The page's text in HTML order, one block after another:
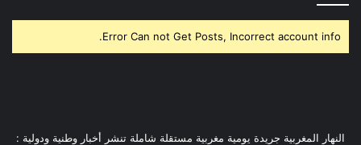
Error Can not Get Posts, Incorrect account info.
النهار المغربية جريدة يومية مغربية مستقلة شاملة تنشر أخبار وطنية ودولية :